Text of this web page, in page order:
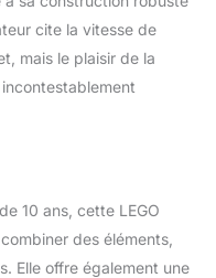
cite la vitesse de
mais le plaisir de la
10 ans, cette LEGO
des éléments,
Elle offre également une